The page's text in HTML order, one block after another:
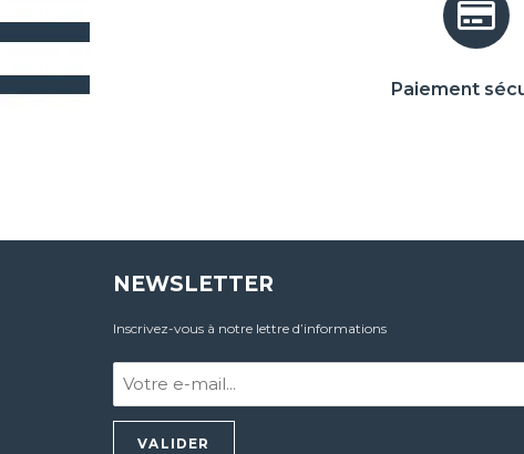
Paiement
NEWSLETTER
Inscrivez-vous à notre lettre d’informations
Votre
e-
mail